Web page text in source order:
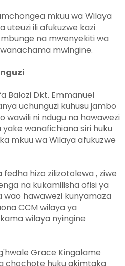
mkuu wa Wilaya
uteuzi ili afukuzwe kazi
na mwenyekiti wa
mwingine.
Balozi Dkt. Emmanuel
uchunguzi kuhusu jambo
wawili ni ndugu na hawawezi
wanafichiana siri huku
mkuu wa Wilaya afukuzwe
hizo zilizotolewa , ziwe
na kukamilisha ofisi ya
hawawezi kunyamaza
CCM wilaya ya
wilaya nyingine
Grace Kingalame